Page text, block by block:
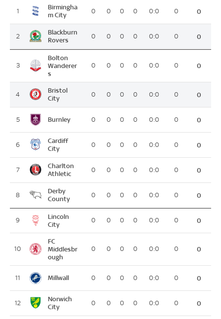
1
Birmingha
m City
0 0 0 0 0:0 0 0
2
Blackburn
Rovers
0 0 0 0 0:0 0 0
3
Bolton
Wanderer
s
0 0 0 0 0:0 0 0
4
Bristol
City
0 0 0 0 0:0 0 0
5 Burnley 0 0 0 0 0:0 0 0
6
Cardiff
City
0 0 0 0 0:0 0 0
7
Charlton
Athletic
0 0 0 0 0:0 0 0
8
Derby
County
0 0 0 0 0:0 0 0
9
Lincoln
City
0 0 0 0 0:0 0 0
10
FC
Middlesbr
ough
0 0 0 0 0:0 0 0
11 Millwall 0 0 0 0 0:0 0 0
12
Norwich
City
0 0 0 0 0:0 0 0